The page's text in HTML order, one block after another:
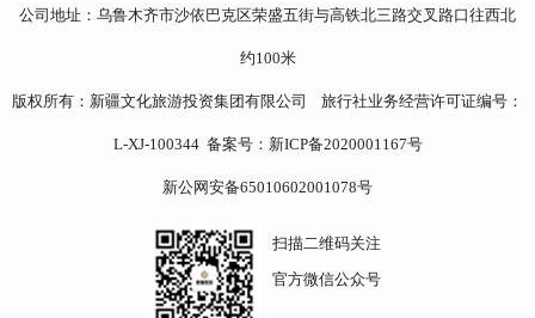
公司地址：乌鲁木齐市沙依巴克区荣盛五街与高铁北三路交叉路口往西北
约100米
版权所有：新疆文化旅游投资集团有限公司 旅行社业务经营许可证编号：
L-XJ-100344 备案号： 新ICP备2020001167号
新公网安备65010602001078号
扫描二维码关注
官方微信公众号